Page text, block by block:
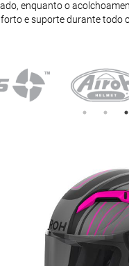
enquanto o
e suporte durante todo